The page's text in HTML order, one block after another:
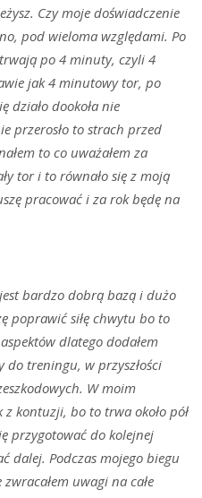
Czy moje doświadczenie
pod wieloma względami. Po
po 4 minuty, czyli 4
jak 4 minutowy tor, po
działo dookoła nie
przerosło to strach przed
to co uważałem za
tor i to równało się z moją
pracować i za rok będę na
bardzo dobrą bazą i dużo
poprawić siłę chwytu bo to
dlatego dodałem
do treningu, w przyszłości
W moim
kontuzji, bo to trwa około pół
przygotować do kolejnej
dalej. Podczas mojego biegu
uwagi na całe